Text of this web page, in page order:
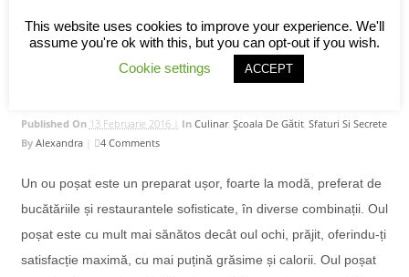
Cum se face un ou poșat? (VIDEO)
Published On 13 Februarie 2016 | In Culinar, Școala De Gătit, Sfaturi Si Secrete
By Alexandra| 4 Comments
Un ou poșat este un preparat ușor, foarte la modă, preferat de
bucătăriile și restaurantele sofisticate, în diverse combinații. Oul
poșat este cu mult mai sănătos decât oul ochi, prăjit, oferindu-ți
satisfacție maximă, cu mai puțină grăsime și calorii. Oul poșat
This website uses cookies to improve your experience. We'll
assume you're ok with this, but you can opt-out if you wish.
Cookie settings
ACCEPT